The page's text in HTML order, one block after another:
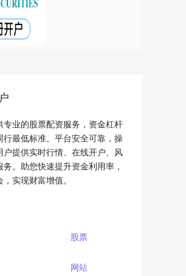
专业的股票配资服务，资金杠杆
行最低标准。平台安全可靠，操
户提供实时行情、在线开户、风
。助您快速提升资金利用率，
实现财富增值。
股票
网站